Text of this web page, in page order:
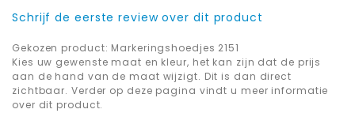
Schrijf de eerste review over dit product
Gekozen product: Markeringshoedjes 2151
Kies uw gewenste maat en kleur, het kan zijn dat de prijs
aan de hand van de maat wijzigt. Dit is dan direct
zichtbaar. Verder op deze pagina vindt u meer informatie
over dit product.
afbeeldingen-